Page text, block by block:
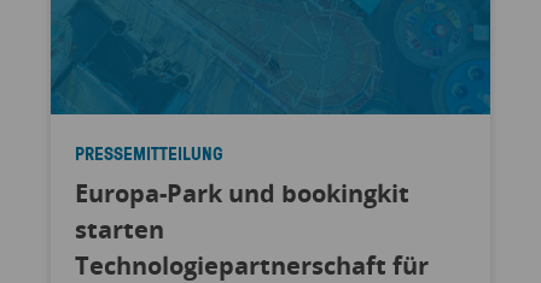
PRESSEMITTEILUNG
Europa-Park und bookingkit
starten
Technologiepartnerschaft für